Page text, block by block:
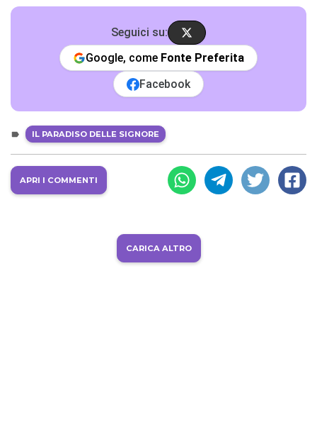
Seguici su:
Google, come Fonte Preferita
Facebook
IL PARADISO DELLE SIGNORE
APRI I COMMENTI
CARICA ALTRO